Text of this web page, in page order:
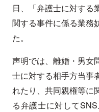
日、「弁護士に対する
関する事件に係る業務
た。
声明では、離婚・男女
士に対する相手方当事
れたり、共同親権等に
る弁護士に対して